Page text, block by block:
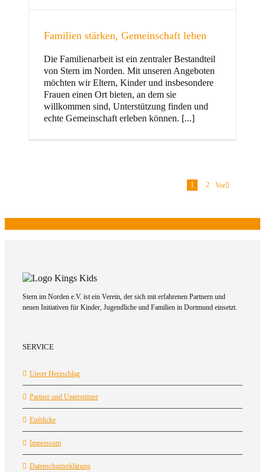
Familien stärken, Gemeinschaft leben
Die Familienarbeit ist ein zentraler Bestandteil
von Stern im Norden. Mit unseren Angeboten
möchten wir Eltern, Kinder und insbesondere
Frauen einen Ort bieten, an dem sie
willkommen sind, Unterstützung finden und
echte Gemeinschaft erleben können. [...]
1 2 Vor
Stern im Norden e.V. ist ein Verein, der sich mit erfahrenen Partnern und
neuen Initiativen für Kinder, Jugendliche und Familien in Dortmund einsetzt.
SERVICE
Unser Herzschlag
Partner und Unterstützer
Einblicke
Impressum
Datenschutzerklärung